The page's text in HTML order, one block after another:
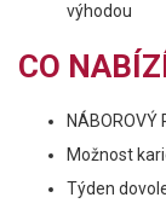
výhodou
CO
NÁBOROVÝ
Možnost
Týden